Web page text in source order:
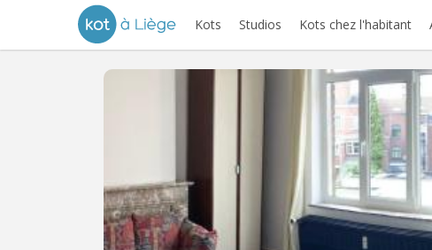
Kots Studios Kots chez l'habitant